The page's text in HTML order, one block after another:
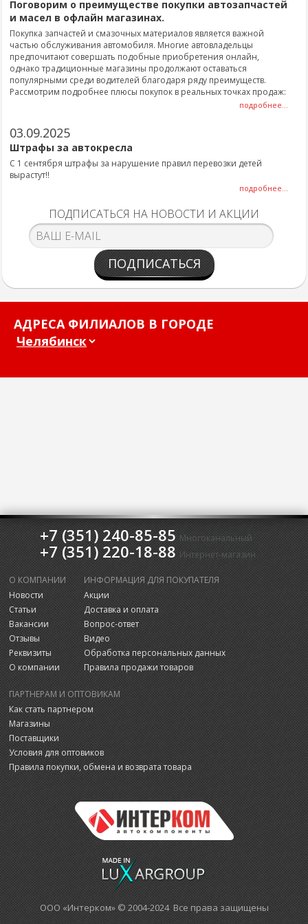
Поговорим о преимуществе покупки автозапчастей
и масел в офлайн магазинах.
Покупка запчастей и смазочных материалов является важной
частью обслуживания автомобиля. Многие автовладельцы
предпочитают совершать подобные приобретения онлайн,
однако традиционные магазины продолжают оставаться
популярными среди водителей благодаря ряду преимуществ.
Рассмотрим подробнее плюсы покупок в реальных точках продаж:
подробнее...
03.09.2025
Штрафы за автокресла
С 1 сентября штрафы за нарушение правил перевозки детей
вырастут!!
подробнее...
ПОДПИСАТЬСЯ НА НОВОСТИ И АКЦИИ
ПОДПИСАТЬСЯ
АДРЕСА ФИЛИАЛОВ В ГОРОДЕ
+7 (351) 240-85-85 Многоканальный
+7 (351) 220-18-88 Интернет-магазин
О КОМПАНИИ
Новости
Статьи
Вакансии
Отзывы
Реквизиты
О компании
ИНФОРМАЦИЯ ДЛЯ ПОКУПАТЕЛЯ
Акции
Доставка и оплата
Вопрос-ответ
Видео
Обработка персональных данных
Правила продажи товаров
ПАРТНЕРАМ И ОПТОВИКАМ
Как стать партнером
Магазины
Поставщики
Условия для оптовиков
Правила покупки, обмена и возврата товара
ООО «Интерком» © 2004-2024 Все права защищены